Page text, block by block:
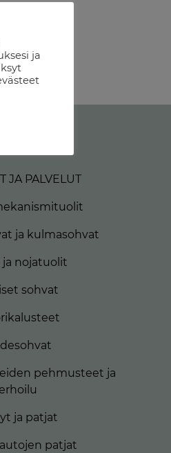
JA PALVELUT
ja kulmasohvat
ja nojatuolit
sohvat
pehmusteet ja
ja patjat
patjat
ja